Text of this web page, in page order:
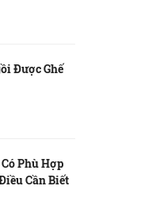
Được Ghế
Phù Hợp
Cần Biết